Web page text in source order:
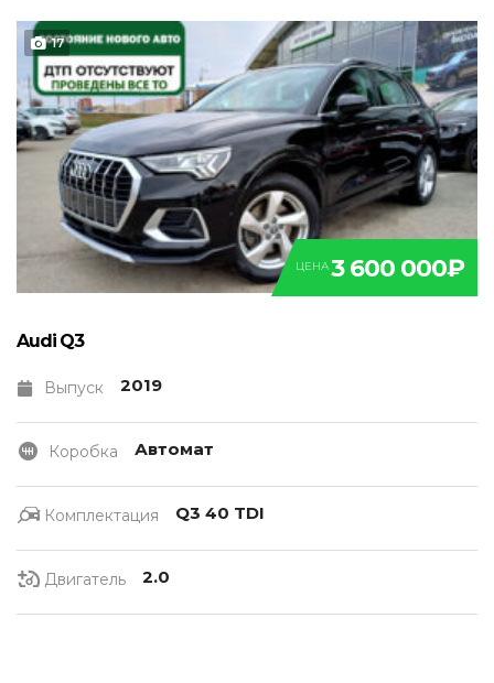
17
ЦЕНА3 600 000₽
Audi Q3
Выпуск 2019
Коробка Автомат
Комплектация Q3 40 TDI
Двигатель 2.0